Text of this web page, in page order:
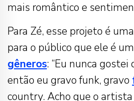
mais romântico e
Para Zé, esse projeto é
para o público que ele é
gêneros: “Eu nunca
então eu gravo funk, gravo
country. Acho que o artista